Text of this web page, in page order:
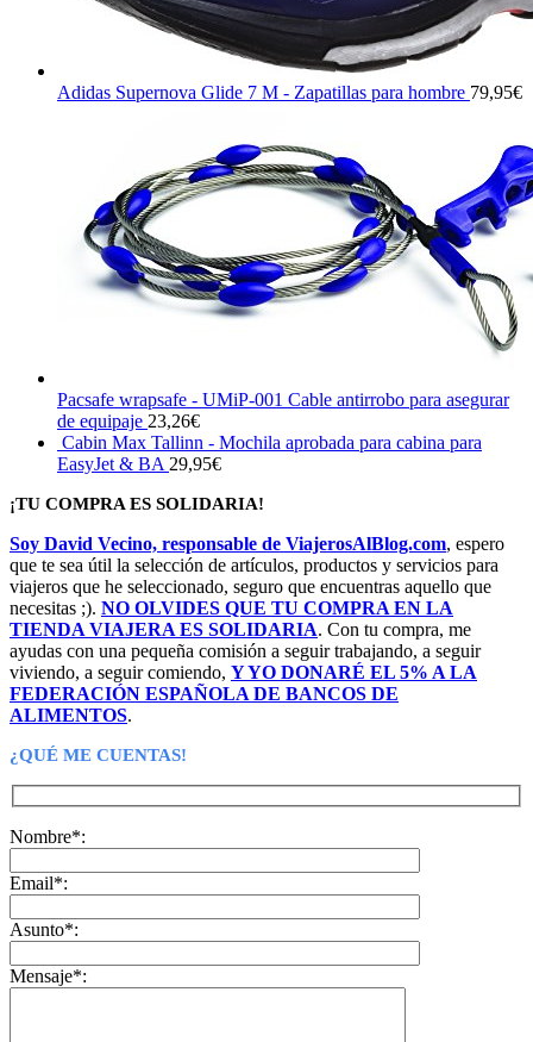
Adidas Supernova Glide 7 M - Zapatillas para hombre 79,95€
Pacsafe wrapsafe - UMiP-001 Cable antirrobo para asegurar
de equipaje 23,26€
Cabin Max Tallinn - Mochila aprobada para cabina para
EasyJet & BA 29,95€
¡TU COMPRA ES SOLIDARIA!
Soy David Vecino, responsable de ViajerosAlBlog.com, espero
que te sea útil la selección de artículos, productos y servicios para
viajeros que he seleccionado, seguro que encuentras aquello que
necesitas ;). NO OLVIDES QUE TU COMPRA EN LA
TIENDA VIAJERA ES SOLIDARIA. Con tu compra, me
ayudas con una pequeña comisión a seguir trabajando, a seguir
viviendo, a seguir comiendo, Y YO DONARÉ EL 5% A LA
FEDERACIÓN ESPAÑOLA DE BANCOS DE
ALIMENTOS.
¿QUÉ ME CUENTAS!
Nombre*:
Email*:
Asunto*:
Mensaje*: